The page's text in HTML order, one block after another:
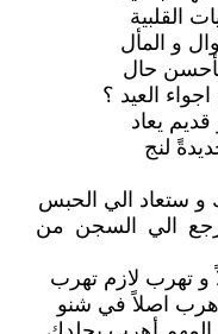
القلبية
و المأل
بأحسن حال
العيد ؟
يعاد
لنج
و ستعاد الي الحبس
الي السجن من
و تهرب لازم تهرب
اصلاً في شنو